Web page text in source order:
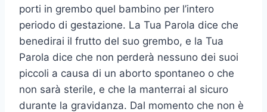
porti in grembo quel bambino per l’intero
periodo di gestazione. La Tua Parola dice che
benedirai il frutto del suo grembo, e la Tua
Parola dice che non perderà nessuno dei suoi
piccoli a causa di un aborto spontaneo o che
non sarà sterile, e che la manterrai al sicuro
durante la gravidanza. Dal momento che non è